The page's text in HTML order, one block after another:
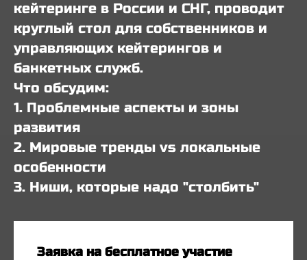
кейтеринге в России и СНГ, проводит
круглый стол для собственников и
управляющих кейтерингов и
банкетных служб.
Что обсудим:
1. Проблемные аспекты и зоны
развития
2. Мировые тренды vs локальные
особенности
3. Ниши, которые надо "столбить"
Заявка на бесплатное участие